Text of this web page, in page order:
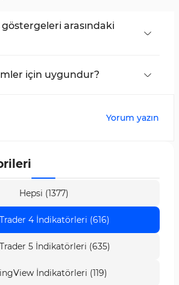
arasındaki
ve dağıtım ticaret
için uygundur?
için uygundur.
Yorum yazın
Hepsi (1377)
4 İndikatörleri (616)
5 İndikatörleri (635)
İndikatörleri (119)